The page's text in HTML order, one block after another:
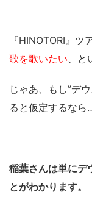
『HINOTORI』
歌を歌いたい、と
じゃあ、もし”デ
ると仮定するなら
稲葉さんは単にデ
とがわかります。